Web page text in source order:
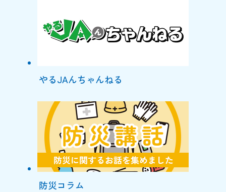
やるJAんちゃんねる
防災コラム